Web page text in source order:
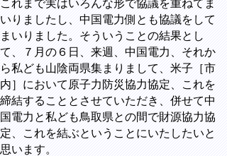
これまで実はいろんな形で協議を重ねてま
いりましたし、中国電力側とも協議をして
まいりました。そういうことの結果とし
て、７月の６日、来週、中国電力、それか
ら私ども山陰両県集まりまして、米子［市
内］において原子力防災協力協定、これを
締結することとさせていただき、併せて中
国電力と私ども鳥取県との間で財源協力協
定、これを結ぶということにいたしたいと
思います。